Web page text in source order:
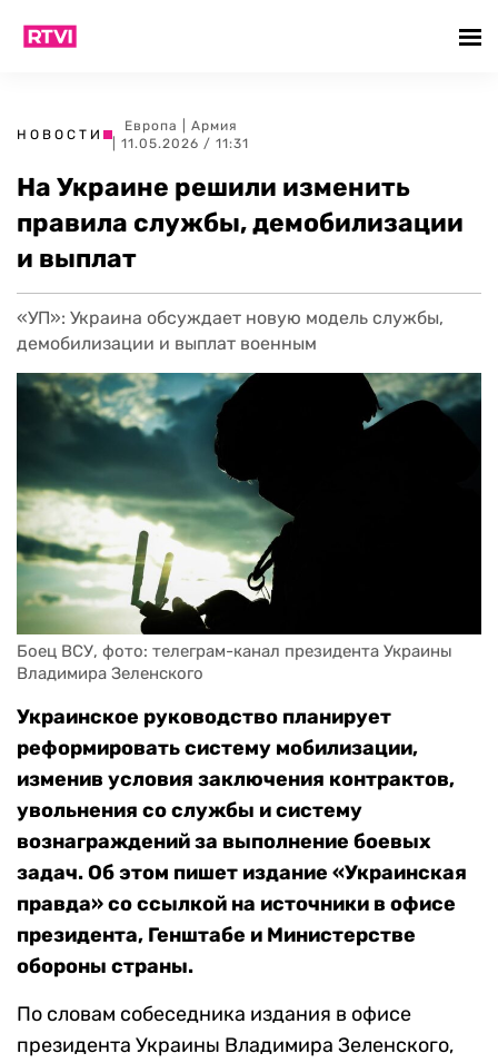
НОВОСТИ
Европа
Армия
| 11.05.2026 / 11:31
На Украине решили изменить
правила службы, демобилизации
и выплат
«УП»: Украина обсуждает новую модель службы,
демобилизации и выплат военным
Боец ВСУ, фото: телеграм-канал президента Украины
Владимира Зеленского
Украинское руководство планирует
реформировать систему мобилизации,
изменив условия заключения контрактов,
увольнения со службы и систему
вознаграждений за выполнение боевых
задач. Об этом пишет издание «Украинская
правда» со ссылкой на источники в офисе
президента, Генштабе и Министерстве
обороны страны.
По словам собеседника издания в офисе
президента Украины Владимира Зеленского,